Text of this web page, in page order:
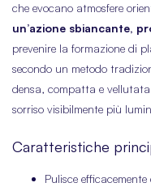
che evocano atmosfere
un’azione sbiancante,
prevenire la formazione di
secondo un metodo
densa, compatta e
sorriso visibilmente più
Caratteristiche
Pulisce